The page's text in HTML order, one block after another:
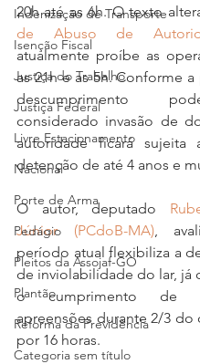
Indenização de Transporte
Isenção Fiscal
Justiça do Trabalho
Justiça Federal
Livre Estacionamento
Nacional
Porte de Arma
Pedágio
Pleitos da Assojaf-GO
Plantão
Reforma da Previdência
Categoria sem título
20h até as 6h. O texto
de Abuso de
atualmente proíbe as
as 21h e as 5h. Conforme
descumprimento
considerado invasão de
autoridade ficará sujeita
detenção de até 4 anos e
O autor, deputado
Júnior (PCdoB-MA),
período atual flexibiliza a
de inviolabilidade do lar, já
o cumprimento de
apreensões durante 2/3 do
por 16 horas.